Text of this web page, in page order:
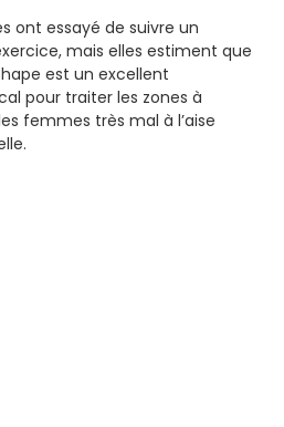
ont essayé de suivre un
mais elles estiment que
est un excellent
pour traiter les zones à
femmes très mal à l’aise